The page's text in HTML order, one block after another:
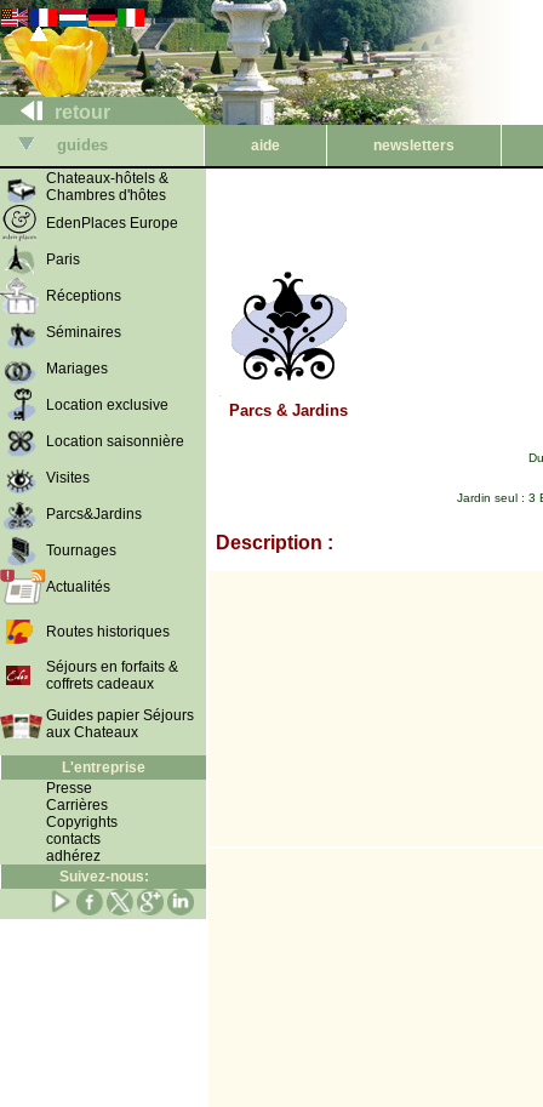
retour
guides aide
newsletters
Chateaux-hôtels &
Chambres d'hôtes
EdenPlaces Europe
Paris
Réceptions
Séminaires
Mariages
Location exclusive
Location saisonnière
Visites
Parcs&Jardins
Tournages
Actualités
Routes historiques
Séjours en forfaits &
coffrets cadeaux
Guides papier Séjours
aux Chateaux
L'entreprise
Presse
Carrières
Copyrights
contacts
adhérez
Suivez-nous:
Parcs & Jardins
Jardin seul : 3
Description :